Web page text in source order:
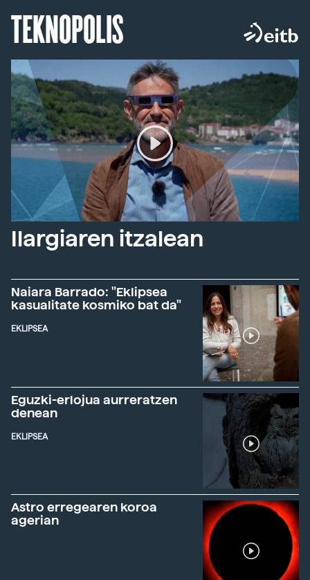
TEKNOPOLIS
Ilargiaren itzalean
Naiara Barrado: "Eklipsea
kasualitate kosmiko bat da"
EKLIPSEA
Eguzki-erlojua aurreratzen
denean
EKLIPSEA
Astro erregearen koroa
agerian